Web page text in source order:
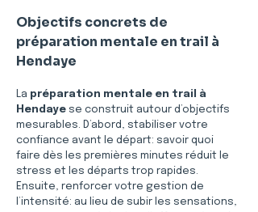
Objectifs concrets de
préparation mentale en trail à
Hendaye
La préparation mentale en trail à
Hendaye se construit autour d’objectifs
mesurables. D’abord, stabiliser votre
confiance avant le départ: savoir quoi
faire dès les premières minutes réduit le
stress et les départs trop rapides.
Ensuite, renforcer votre gestion de
l’intensité: au lieu de subir les sensations,